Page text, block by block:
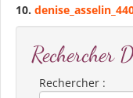
10. denis
Rechercher
Rechercher :